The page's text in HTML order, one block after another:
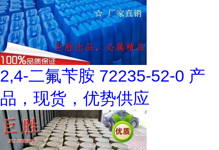
2,4-二氟苄胺 72235-52-0 产
品，现货，优势供应